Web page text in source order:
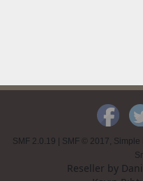
SMF 2.0.19 SMF © 2017, Simple
Reseller by